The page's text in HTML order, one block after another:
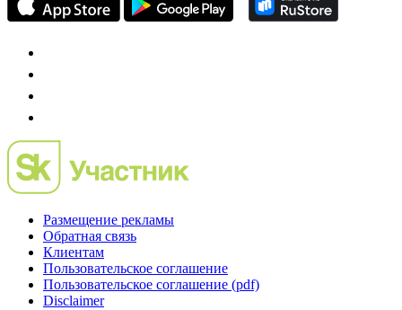
Размещение рекламы
Обратная связь
Клиентам
Пользовательское соглашение
Пользовательское соглашение (pdf)
Disclaimer